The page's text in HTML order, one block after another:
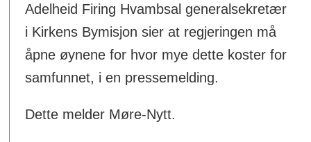
Adelheid Firing Hvambsal generalsekretær
i Kirkens Bymisjon sier at regjeringen må
åpne øynene for hvor mye dette koster for
samfunnet, i en pressemelding.
Dette melder Møre-Nytt.